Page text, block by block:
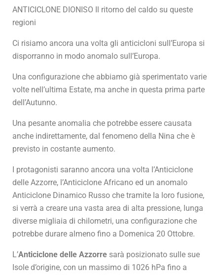
ANTICICLONE DIONISO Il ritorno del caldo su queste
regioni
Ci risiamo ancora una volta gli anticicloni sull’Europa si
disporranno in modo anomalo sull’Europa.
Una configurazione che abbiamo già sperimentato varie
volte nell’ultima Estate, ma anche in questa prima parte
dell’Autunno.
Una pesante anomalia che potrebbe essere causata
anche indirettamente, dal fenomeno della Nina che è
previsto in costante aumento.
I protagonisti saranno ancora una volta l’Anticiclone
delle Azzorre, l’Anticiclone Africano ed un anomalo
Anticiclone Dinamico Russo che tramite la loro fusione,
si verrà a creare una vasta area di alta pressione, lunga
diverse migliaia di chilometri, una configurazione che
potrebbe durare almeno fino a Domenica 20 Ottobre.
L’Anticiclone delle Azzorre sarà posizionato sulle sue
Isole d’origine, con un massimo di 1026 hPa fino a